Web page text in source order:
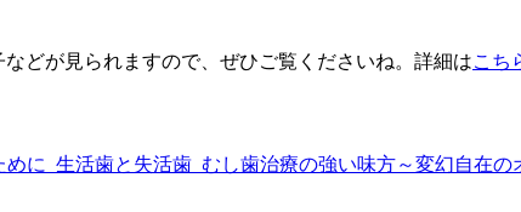
どが見られますので、ぜひご覧くださいね。詳細はこち
めに 生活歯と失活歯 むし歯治療の強い味方～変幻自在の